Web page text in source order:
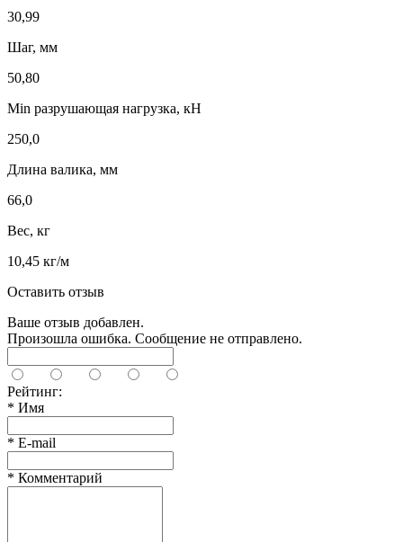
30,99
Шаг, мм
50,80
Min разрушающая нагрузка, кН
250,0
Длина валика, мм
66,0
Вес, кг
10,45 кг/м
Оставить отзыв
Ваше отзыв добавлен.
Произошла ошибка. Сообщение не отправлено.
Рейтинг:
* Имя
* E-mail
* Комментарий